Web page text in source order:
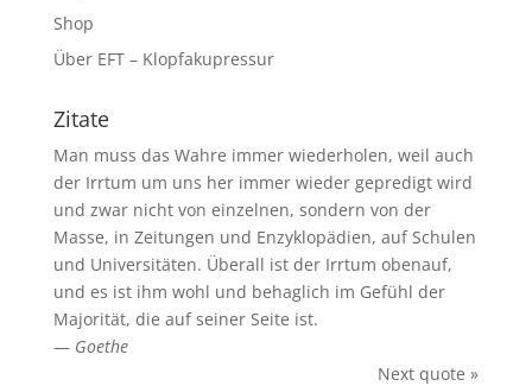
Shop
Über EFT – Klopfakupressur
Zitate
Man muss das Wahre immer wiederholen, weil auch
der Irrtum um uns her immer wieder gepredigt wird
und zwar nicht von einzelnen, sondern von der
Masse, in Zeitungen und Enzyklopädien, auf Schulen
und Universitäten. Überall ist der Irrtum obenauf,
und es ist ihm wohl und behaglich im Gefühl der
Majorität, die auf seiner Seite ist.
— Goethe
Next quote »